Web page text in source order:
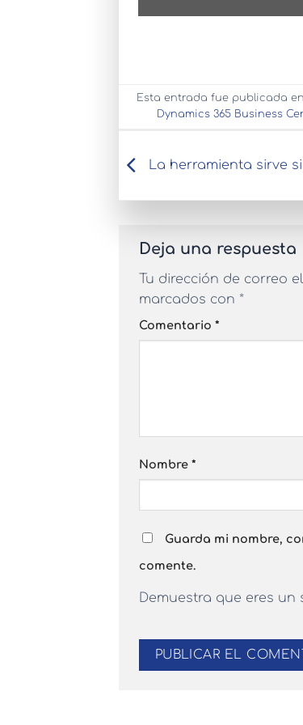
Esta entrada fue publicada en
Dynamics 365 Business
La herramienta sirve
Deja una respuesta
Tu dirección de correo
marcados con *
Comentario *
Nombre *
Guarda mi nombre,
comente.
Demuestra que eres un